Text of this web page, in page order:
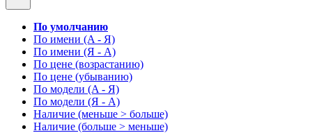
По умолчанию
По имени (A - Я)
По имени (Я - A)
По цене (возрастанию)
По цене (убыванию)
По модели (A - Я)
По модели (Я - A)
Наличие (меньше > больше)
Наличие (больше > меньше)